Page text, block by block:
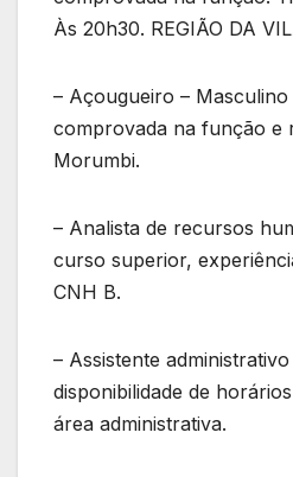
Às 20h30. REGIÃO DA
– Açougueiro –
comprovada na função e
Morumbi.
– Analista de recursos
curso superior,
CNH B.
– Assistente
disponibilidade de
área administrativa.